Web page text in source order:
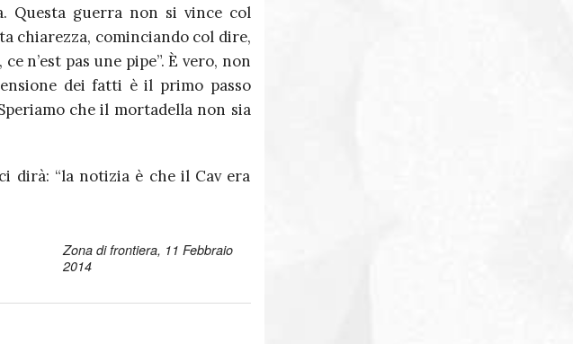
Questa guerra non si vince col
chiarezza, cominciando col dire,
n’est pas une pipe”. È vero, non
dei fatti è il primo passo
che il mortadella non sia
dirà: “la notizia è che il Cav era
Zona di frontiera, 11 Febbraio
2014